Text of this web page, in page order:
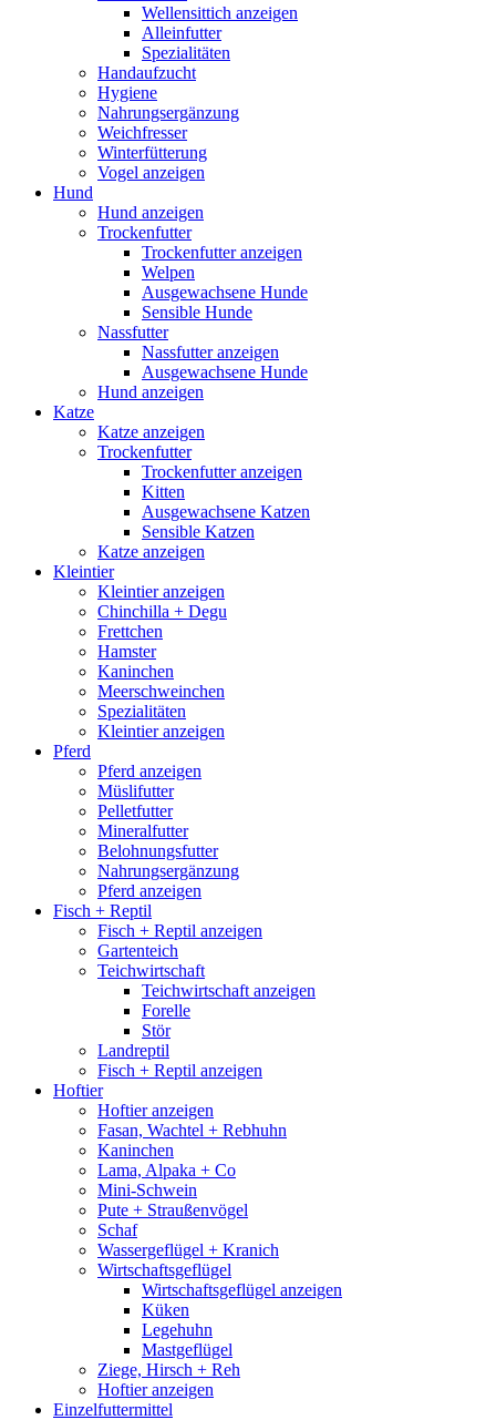
Wellensittich anzeigen
Alleinfutter
Spezialitäten
Handaufzucht
Hygiene
Nahrungsergänzung
Weichfresser
Winterfütterung
Vogel anzeigen
Hund
Hund anzeigen
Trockenfutter
Trockenfutter anzeigen
Welpen
Ausgewachsene Hunde
Sensible Hunde
Nassfutter
Nassfutter anzeigen
Ausgewachsene Hunde
Hund anzeigen
Katze
Katze anzeigen
Trockenfutter
Trockenfutter anzeigen
Kitten
Ausgewachsene Katzen
Sensible Katzen
Katze anzeigen
Kleintier
Kleintier anzeigen
Chinchilla + Degu
Frettchen
Hamster
Kaninchen
Meerschweinchen
Spezialitäten
Kleintier anzeigen
Pferd
Pferd anzeigen
Müslifutter
Pelletfutter
Mineralfutter
Belohnungsfutter
Nahrungsergänzung
Pferd anzeigen
Fisch + Reptil
Fisch + Reptil anzeigen
Gartenteich
Teichwirtschaft
Teichwirtschaft anzeigen
Forelle
Stör
Landreptil
Fisch + Reptil anzeigen
Hoftier
Hoftier anzeigen
Fasan, Wachtel + Rebhuhn
Kaninchen
Lama, Alpaka + Co
Mini-Schwein
Pute + Straußenvögel
Schaf
Wassergeflügel + Kranich
Wirtschaftsgeflügel
Wirtschaftsgeflügel anzeigen
Küken
Legehuhn
Mastgeflügel
Ziege, Hirsch + Reh
Hoftier anzeigen
Einzelfuttermittel